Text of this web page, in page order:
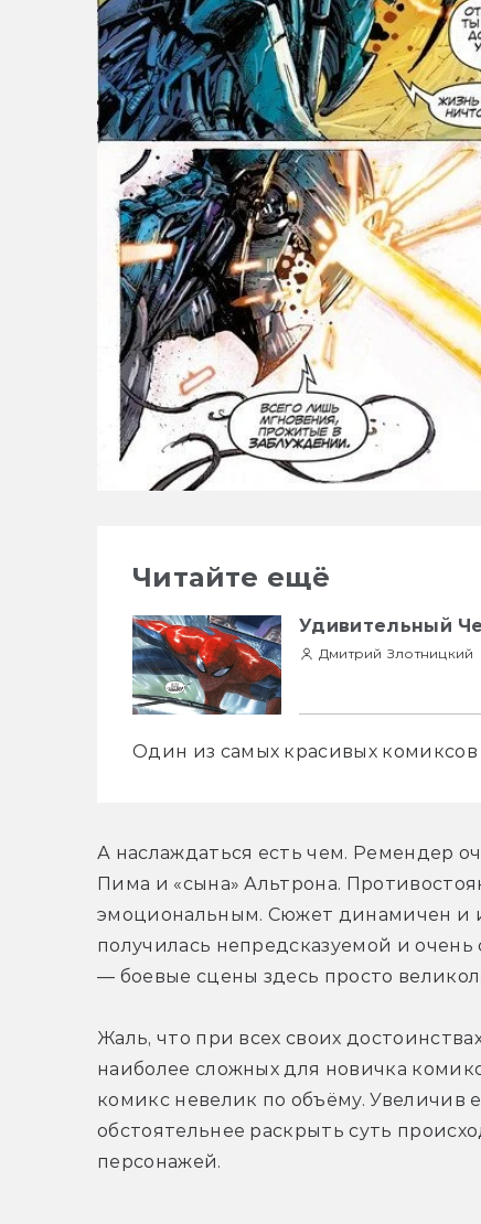
Читайте ещё
Удивительный
Дмитрий Злотницкий
Один из самых красивых комиксов
А наслаждаться есть чем. Ремендер
Пима и «сына» Альтрона.
эмоциональным. Сюжет динамичен и
получилась непредсказуемой и
— боевые сцены здесь просто
Жаль, что при всех своих
наиболее сложных для новичка
комикс невелик по объёму. Увеличив
обстоятельнее раскрыть суть
персонажей.